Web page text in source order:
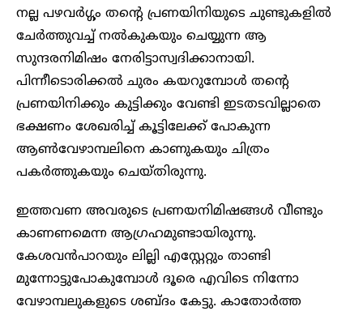
നല്ല പഴവർഗ്ഗം തന്റെ പ്രണയിനിയുടെ ചുണ്ടുകളിൽ
ചേർത്തുവച്ച് നൽകുകയും ചെയ്യുന്ന ആ
സുന്ദരനിമിഷം നേരിട്ടാസ്വദിക്കാനായി.
പിന്നീടൊരിക്കൽ ചുരം കയറുമ്പോൾ തന്റെ
പ്രണയിനിക്കും കുട്ടിക്കും വേണ്ടി ഇടതടവില്ലാതെ
ഭക്ഷണം ശേഖരിച്ച് കൂട്ടിലേക്ക് പോകുന്ന
ആൺവേഴാമ്പലിനെ കാണുകയും ചിത്രം
പകർത്തുകയും ചെയ്തിരുന്നു.
ഇത്തവണ അവരുടെ പ്രണയനിമിഷങ്ങൾ വീണ്ടും
കാണണമെന്ന ആ​ഗ്രഹമുണ്ടായിരുന്നു.
കേശവൻപാറയും ലില്ലി എസ്റ്റേറ്റും താണ്ടി
മുന്നോട്ടുപോകുമ്പോൾ ദൂരെ എവിടെ നിന്നോ
വേഴാമ്പലുകളുടെ ശബ്‌ദം കേട്ടു. കാതോർത്ത